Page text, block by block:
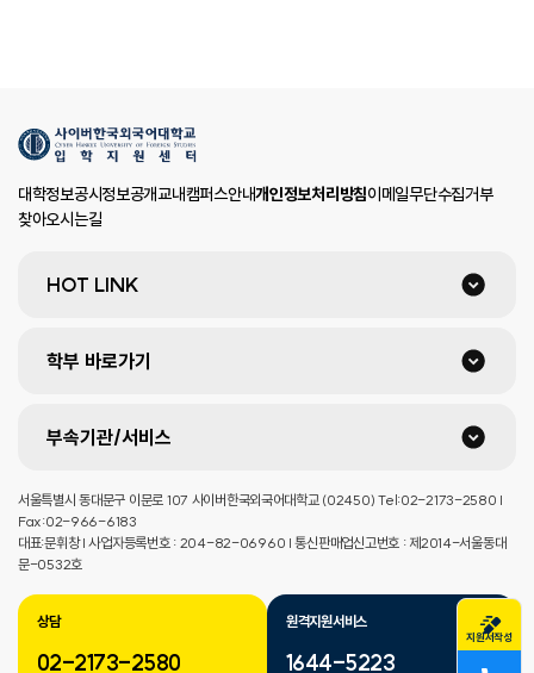
대학정보공시정보공개교내캠퍼스안내개인정보처리방침이메일무단수집거부
찾아오시는길
HOT LINK
학부 바로가기
부속기관/서비스
서울특별시 동대문구 이문로 107 사이버한국외국어대학교 (02450) Tel:02-2173-2580 |
Fax:02-966-6183
대표:문휘창 | 사업자등록번호 : 204-82-06960 | 통신판매업신고번호 : 제2014-서울동대
문-0532호
상담
02-2173-2580
원격지원서비스
1644-5223
지원서작성